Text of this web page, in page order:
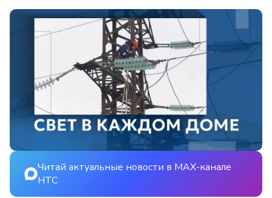
Читай актуальные новости в MAX-канале
НТС